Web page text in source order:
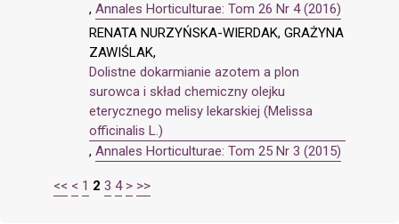
, Annales Horticulturae: Tom 26 Nr 4 (2016)
RENATA NURZYŃSKA-WIERDAK, GRAŻYNA
ZAWIŚLAK,
Dolistne dokarmianie azotem a plon
surowca i skład chemiczny olejku
eterycznego melisy lekarskiej (Melissa
officinalis L.)
, Annales Horticulturae: Tom 25 Nr 3 (2015)
<< < 1 2 3 4 > >>